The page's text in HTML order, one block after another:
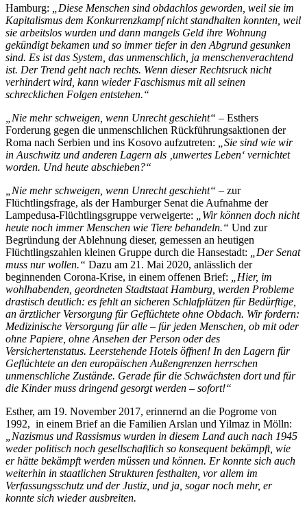
Hamburg:
„Diese Menschen sind obdachlos geworden, weil sie im
Kapitalismus dem Konkurrenzkampf nicht standhalten konnten, weil
sie arbeitslos wurden und dann mangels Geld ihre Wohnung
gekündigt bekamen und so immer tiefer in den Abgrund gesunken
sind. Es ist das System, das unmenschlich, ja menschenverachtend
ist. Der Trend geht nach rechts. Wenn dieser Rechtsruck nicht
verhindert wird, kann wieder Faschismus mit all seinen
schrecklichen Folgen entstehen.“
„Nie mehr schweigen, wenn Unrecht geschieht“ – Esthers
Forderung gegen die unmenschlichen Rückführungsaktionen der
Roma nach Serbien und ins Kosovo aufzutreten:
„Sie sind wie wir
in Auschwitz und anderen Lagern als ‚unwertes Leben‘ vernichtet
worden. Und heute abschieben?“
„Nie mehr schweigen, wenn Unrecht geschieht“ – zur
Flüchtlingsfrage, als der Hamburger Senat die Aufnahme der
Lampedusa-Flüchtlingsgruppe verweigerte:
„Wir können doch nicht
heute noch immer Menschen wie Tiere behandeln.“ Und zur
Begründung der Ablehnung dieser, gemessen an heutigen
Flüchtlingszahlen kleinen Gruppe durch die Hansestadt:
„Der Senat
muss nur wollen.“ Dazu am 21. Mai 2020, anlässlich der
beginnenden Corona-Krise, in einem offenen Brief:
„Hier, im
wohlhabenden, geordneten Stadtstaat Hamburg, werden Probleme
drastisch deutlich: es fehlt an sicheren Schlafplätzen für Bedürftige,
an ärztlicher Versorgung für Geflüchtete ohne Obdach. Wir fordern:
Medizinische Versorgung für alle – für jeden Menschen, ob mit oder
ohne Papiere, ohne Ansehen der Person oder des
Versichertenstatus. Leerstehende Hotels öffnen! In den Lagern für
Geflüchtete an den europäischen Außengrenzen herrschen
unmenschliche Zustände. Gerade für die Schwächsten dort und für
die Kinder muss dringend gesorgt werden – sofort!“
Esther, am 19. November 2017, erinnernd an die Pogrome von
1992, in einem Brief an die Familien Arslan und Yilmaz in Mölln:
„Nazismus und Rassismus wurden in diesem Land auch nach 1945
weder politisch noch gesellschaftlich so konsequent bekämpft, wie
er hätte bekämpft werden müssen und können. Er konnte sich auch
weiterhin in staatlichen Strukturen festhalten, vor allem im
Verfassungsschutz und der Justiz, und ja, sogar noch mehr, er
konnte sich wieder ausbreiten.